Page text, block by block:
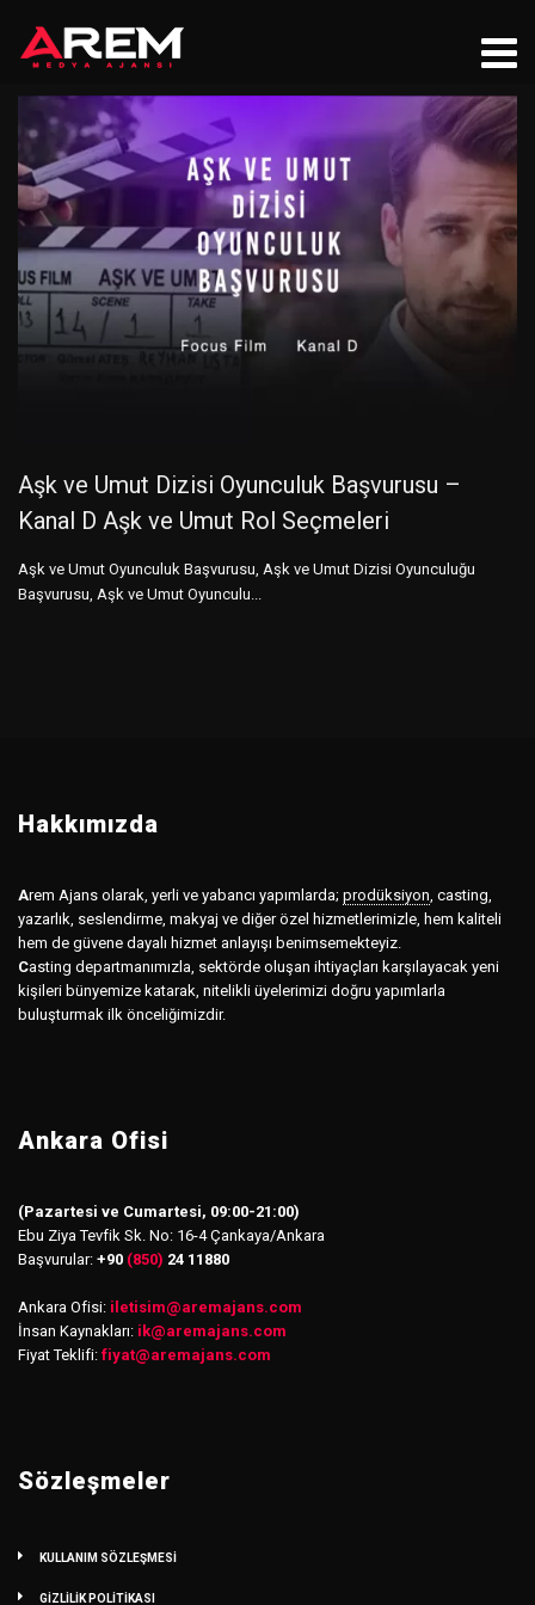
Aşk ve Umut Dizisi Oyunculuk Başvurusu –
Kanal D Aşk ve Umut Rol Seçmeleri
Aşk ve Umut Oyunculuk Başvurusu, Aşk ve Umut Dizisi Oyunculuğu
Başvurusu, Aşk ve Umut Oyunculu...
Hakkımızda
Arem Ajans olarak, yerli ve yabancı yapımlarda; prodüksiyon, casting,
yazarlık, seslendirme, makyaj ve diğer özel hizmetlerimizle, hem kaliteli
hem de güvene dayalı hizmet anlayışı benimsemekteyiz.
Casting departmanımızla, sektörde oluşan ihtiyaçları karşılayacak yeni
kişileri bünyemize katarak, nitelikli üyelerimizi doğru yapımlarla
buluşturmak ilk önceliğimizdir.
Ankara Ofisi
(Pazartesi ve Cumartesi, 09:00-21:00)
Ebu Ziya Tevfik Sk. No: 16-4 Çankaya/Ankara
Başvurular: +90 (850) 24 11880
Ankara Ofisi: iletisim@aremajans.com
İnsan Kaynakları: ik@aremajans.com
Fiyat Teklifi: fiyat@aremajans.com
Sözleşmeler
KULLANIM SÖZLEŞMESİ
GİZLİLİK POLİTİKASI